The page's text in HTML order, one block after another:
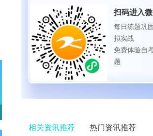
扫码进入
每日练题巩
拟实战
免费体验自
题
相关资讯推荐 热门资讯推荐